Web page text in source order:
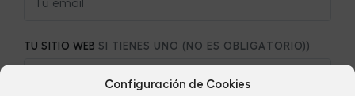
Configuración de Cookies
TU SITIO WEB SI TIENES UNO (NO ES OBLIGATORIO))